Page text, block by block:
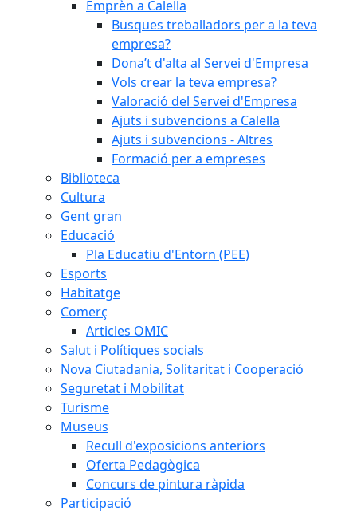
Emprèn a Calella
Busques treballadors per a la teva
empresa?
Dona’t d'alta al Servei d'Empresa
Vols crear la teva empresa?
Valoració del Servei d'Empresa
Ajuts i subvencions a Calella
Ajuts i subvencions - Altres
Formació per a empreses
Biblioteca
Cultura
Gent gran
Educació
Pla Educatiu d'Entorn (PEE)
Esports
Habitatge
Comerç
Articles OMIC
Salut i Polítiques socials
Nova Ciutadania, Solitaritat i Cooperació
Seguretat i Mobilitat
Turisme
Museus
Recull d'exposicions anteriors
Oferta Pedagògica
Concurs de pintura ràpida
Participació